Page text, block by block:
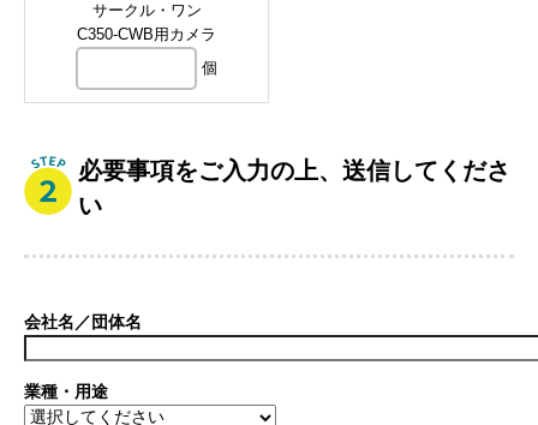
サークル・ワン
C350-CWB用カメラ
個
必要事項をご入力の上、送信してくださ
い
会社名／団体名
業種・用途